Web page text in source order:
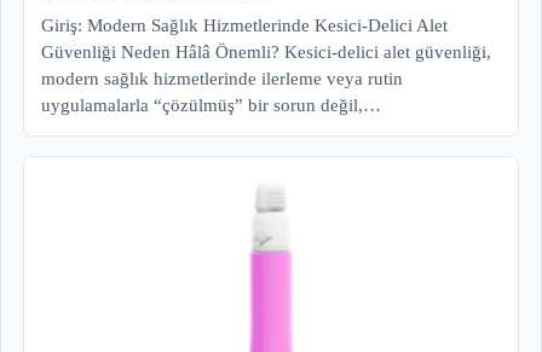
Giriş: Modern Sağlık Hizmetlerinde Kesici-Delici Alet
Güvenliği Neden Hâlâ Önemli? Kesici-delici alet güvenliği,
modern sağlık hizmetlerinde ilerleme veya rutin
uygulamalarla “çözülmüş” bir sorun değil,…